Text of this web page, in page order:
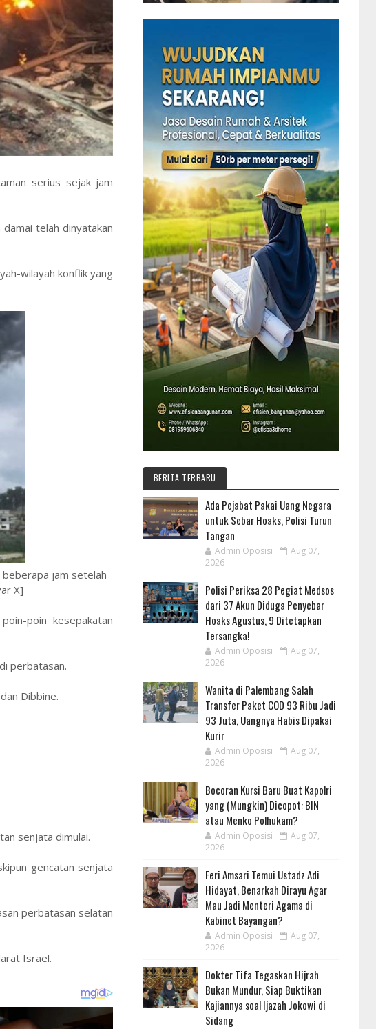
serius sejak jam
telah dinyatakan
wilayah konflik yang
jam setelah
X]
poin kesepakatan
perbatasan.
Dibbine.
senjata dimulai.
gencatan senjata
perbatasan selatan
Israel.
BERITA TERBARU
Ada Pejabat Pakai Uang Negara
untuk Sebar Hoaks, Polisi Turun
Tangan
Admin Oposisi
Aug 07,
2026
Polisi Periksa 28 Pegiat Medsos
dari 37 Akun Diduga Penyebar
Hoaks Agustus, 9 Ditetapkan
Tersangka!
Admin Oposisi
Aug 07,
2026
Wanita di Palembang Salah
Transfer Paket COD 93 Ribu Jadi
93 Juta, Uangnya Habis Dipakai
Kurir
Admin Oposisi
Aug 07,
2026
Bocoran Kursi Baru Buat Kapolri
yang (Mungkin) Dicopot: BIN
atau Menko Polhukam?
Admin Oposisi
Aug 07,
2026
Feri Amsari Temui Ustadz Adi
Hidayat, Benarkah Dirayu Agar
Mau Jadi Menteri Agama di
Kabinet Bayangan?
Admin Oposisi
Aug 07,
2026
Dokter Tifa Tegaskan Hijrah
Bukan Mundur, Siap Buktikan
Kajiannya soal Ijazah Jokowi di
Sidang